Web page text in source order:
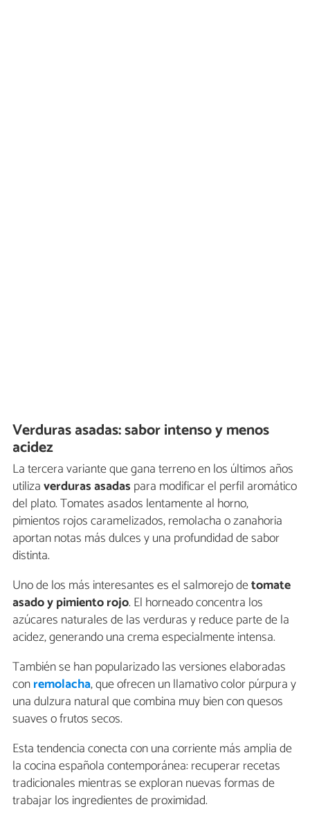
Verduras asadas: sabor intenso y menos
acidez
La tercera variante que gana terreno en los últimos años
utilizaverduras asadas para modificar el perfil aromático
del plato. Tomates asados lentamente al horno,
pimientos rojos caramelizados, remolacha o zanahoria
aportan notas más dulces y una profundidad de sabor
distinta.
Uno de los más interesantes es el salmorejo detomate
asado y pimiento rojo. El horneado concentra los
azúcares naturales de las verduras y reduce parte de la
acidez, generando una crema especialmente intensa.
También se han popularizado las versiones elaboradas
conremolacha, que ofrecen un llamativo color púrpura y
una dulzura natural que combina muy bien con quesos
suaves o frutos secos.
Esta tendencia conecta con una corriente más amplia de
la cocina española contemporánea: recuperar recetas
tradicionales mientras se exploran nuevas formas de
trabajar los ingredientes de proximidad.